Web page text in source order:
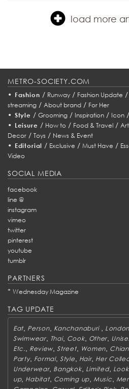
load more
METRO-SOCIETY.COM
• Fashion / Runway/ Fashion Update /
streaming / About brand / For Her
• Style / Grooming/ Inspiration/ Icon/
• Leisure / How to/ Food & Travel/
Decor / Toys / News & Event
• Editorial / Exclusive /Must Have /
Video
SOCIAL MEDIA
facebook
line @
instagram
vimeo
twitter
pinterest
youtube
tumblr
PARTNERS
* Wednesday Magazine
TAG UPDATE
Eat Person, Kanchanaburi London
Swimwear, Thai, Cook, Other
Etc. Review,Street, Women
Party, Formal, Style Hair, Her
Underwear, Bangkok, Limited,
up, Habitat, Coming up, Music